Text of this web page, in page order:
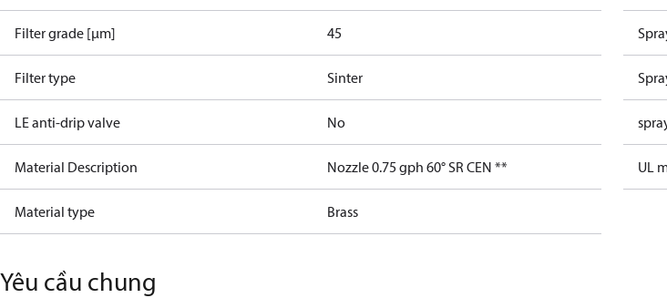
Filter grade [µm] 45
Filter type Sinter
LE anti-drip valve No
Material Description Nozzle 0.75 gph 60° SR CEN **
Material type Brass
UL
Yêu cầu chung